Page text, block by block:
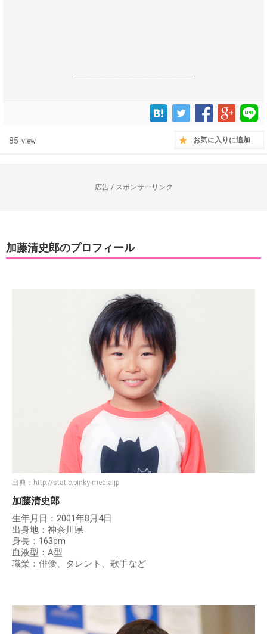
------------------------------------------------------------------
85 view お気に入りに追加
広告 / スポンサーリンク
加藤清史郎のプロフィール
出典： http://static.pinky-media.jp
加藤清史郎
生年月日：2001年8月4日
出身地：神奈川県
身長：163cm
血液型：A型
職業：俳優、タレント、歌手など